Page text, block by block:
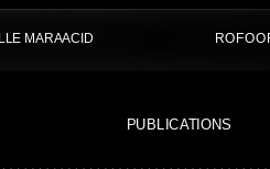
MARAACID
PUBLICATIONS